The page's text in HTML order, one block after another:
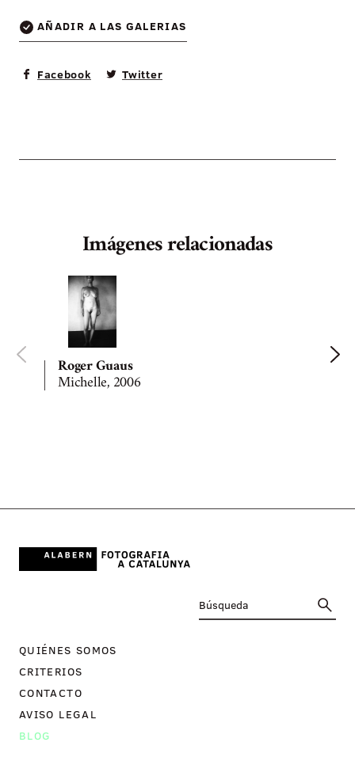
AÑADIR A LAS GALERIAS
Facebook Twitter
Imágenes relacionadas
Roger Guaus
Michelle, 2006
QUIÉNES SOMOS
CRITERIOS
CONTACTO
AVISO LEGAL
BLOG